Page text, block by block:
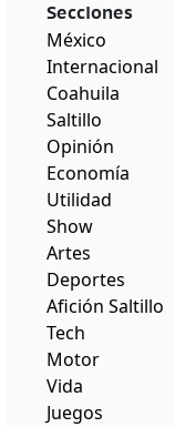
Secciones
México
Internacional
Coahuila
Saltillo
Opinión
Economía
Utilidad
Show
Artes
Deportes
Afición Saltillo
Tech
Motor
Vida
Juegos